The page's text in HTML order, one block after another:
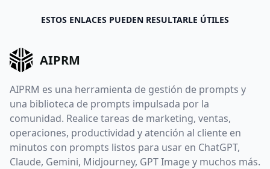
ESTOS ENLACES PUEDEN RESULTARLE ÚTILES
AIPRM
AIPRM es una herramienta de gestión de prompts y
una biblioteca de prompts impulsada por la
comunidad. Realice tareas de marketing, ventas,
operaciones, productividad y atención al cliente en
minutos con prompts listos para usar en ChatGPT,
Claude, Gemini, Midjourney, GPT Image y muchos más.